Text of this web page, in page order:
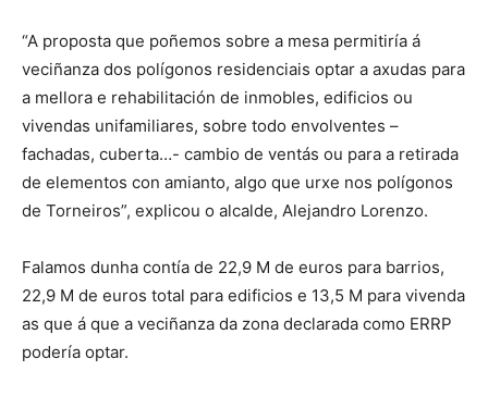
“A proposta que poñemos sobre a mesa permitiría á
veciñanza dos polígonos residenciais optar a axudas para
a mellora e rehabilitación de inmobles, edificios ou
vivendas unifamiliares, sobre todo envolventes –
fachadas, cuberta…- cambio de ventás ou para a retirada
de elementos con amianto, algo que urxe nos polígonos
de Torneiros”, explicou o alcalde, Alejandro Lorenzo.
Falamos dunha contía de 22,9 M de euros para barrios,
22,9 M de euros total para edificios e 13,5 M para vivenda
as que á que a veciñanza da zona declarada como ERRP
podería optar.